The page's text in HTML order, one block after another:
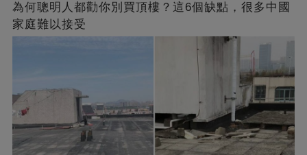
為何聰明人都勸你別買頂樓？這6個缺點，很多中國
家庭難以接受